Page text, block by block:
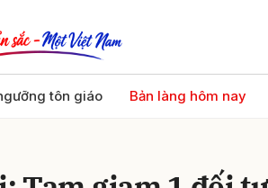
tôn giáo Bản làng hôm nay
Gửi bình luận